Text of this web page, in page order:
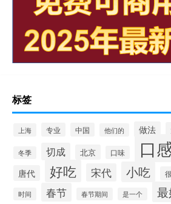
标签
上海 专业 中国 他们的 做法
冬季 切成 北京 口味 口
唐代
好吃 宋代 小吃
时间 春节 春节期间 是一个